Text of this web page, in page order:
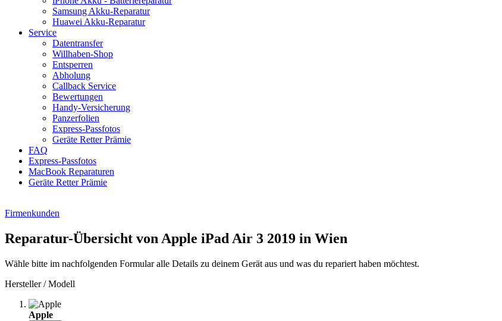
Samsung Akku-Reparatur
Huawei Akku-Reparatur
Service
Datentransfer
Willhaben-Shop
Entsperren
Abholung
Callback Service
Bewertungen
Handy-Versicherung
Panzerfolien
Express-Passfotos
Geräte Retter Prämie
FAQ
Express-Passfotos
MacBook Reparaturen
Geräte Retter Prämie
Firmenkunden
Reparatur-Übersicht von Apple iPad Air 3 2019 in Wien
Wähle bitte im nachfolgenden Formular alle Details zu deinem Gerät aus und was du repariert haben möchtest.
Hersteller / Modell
Apple